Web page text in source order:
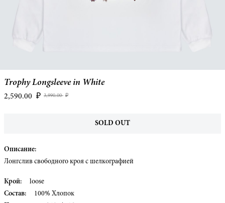
Trophy Longsleeve in White
2,590.00 ₽ 3,990.00 ₽
SOLD OUT
Описание:
Лонгслив свободного кроя с шелкографией
Крой:
loose
Состав:
100% Хлопок